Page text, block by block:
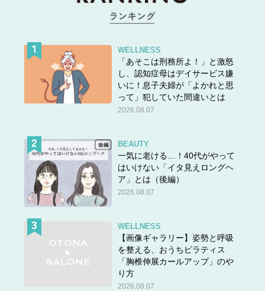
WELLNESS
「あそこは刑務所よ！」と激怒
し、認知症母はデイサービス嫌
いに！息子夫婦が「よかれと思
って」犯していた間違いとは
2026.08.07
BEAUTY
一気に老ける…！40代がやって
はいけない「イタ見えロングヘ
ア」とは（後編）
2026.08.07
WELLNESS
【画像ギャラリー】姿勢と呼吸
を整える、おうちピラティス
「胸椎伸展カールアップ」のや
り方
2026.08.07